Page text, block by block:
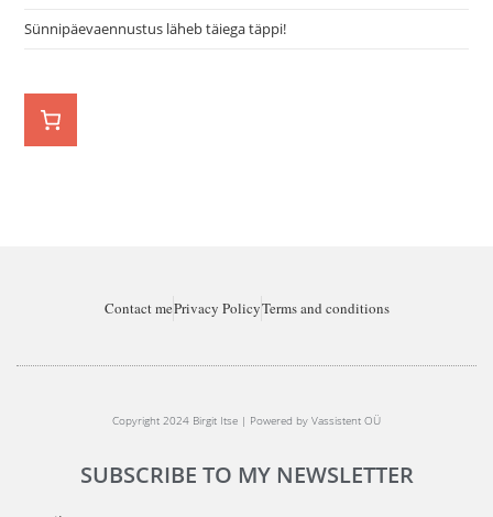
Sünnipäevaennustus läheb täiega täppi!
Contact mePrivacy PolicyTerms and conditions
Copyright 2024 Birgit Itse | Powered by Vassistent OÜ
SUBSCRIBE TO MY NEWSLETTER